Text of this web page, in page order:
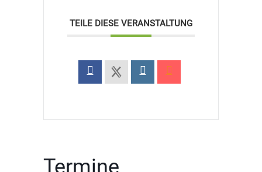
TEILE DIESE VERANSTALTUNG
Termine